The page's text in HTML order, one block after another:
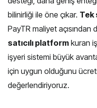
bilinirliği ile öne çıkar. Tek
PayTR maliyet
satıcılı platform kuran
işyeri sistemi büyük
için uygun olduğunu
değerlendiriyoruz.